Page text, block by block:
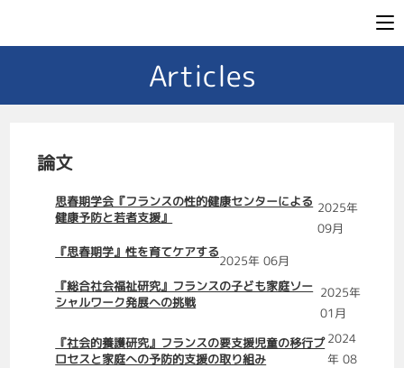
Articles
論文
思春期学会『フランスの性的健康センターによる
健康予防と若者支援』
2025年
09月
『思春期学』性を育てケアする
2025年 06月
『総合社会福祉研究』フランスの子ども家庭ソー
シャルワーク発展への挑戦
2025年
01月
『社会的養護研究』フランスの要支援児童の移行プ
ロセスと家庭への予防的支援の取り組み
2024
年 08